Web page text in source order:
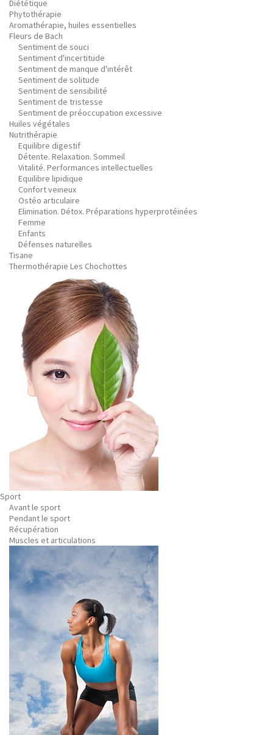
Diététique
Phytothérapie
Aromathérapie, huiles essentielles
Fleurs de Bach
Sentiment de souci
Sentiment d'incertitude
Sentiment de manque d'intérêt
Sentiment de solitude
Sentiment de sensibilité
Sentiment de tristesse
Sentiment de préoccupation excessive
Huiles végétales
Nutrithérapie
Equilibre digestif
Détente. Relaxation. Sommeil
Vitalité. Performances intellectuelles
Equilibre lipidique
Confort veineux
Ostéo articulaire
Elimination. Détox. Préparations hyperprotéinées
Femme
Enfants
Défenses naturelles
Tisane
Thermothérapie Les Chochottes
Sport
Avant le sport
Pendant le sport
Récupération
Muscles et articulations